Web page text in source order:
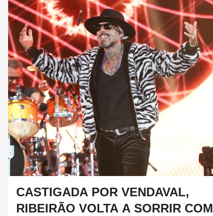
CASTIGADA POR VENDAVAL,
RIBEIRÃO VOLTA A SORRIR COM